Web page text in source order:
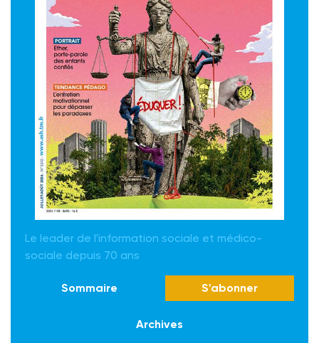
Le leader de l'information sociale et médico-
sociale depuis 70 ans
Sommaire S'abonner
Archives